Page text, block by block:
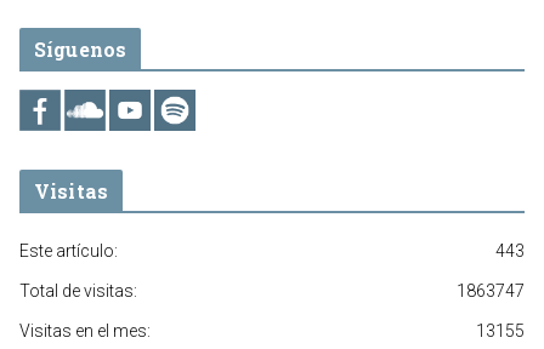
Síguenos
Visitas
443
Este artículo:
1863747
Total de visitas:
13155
Visitas en el mes: